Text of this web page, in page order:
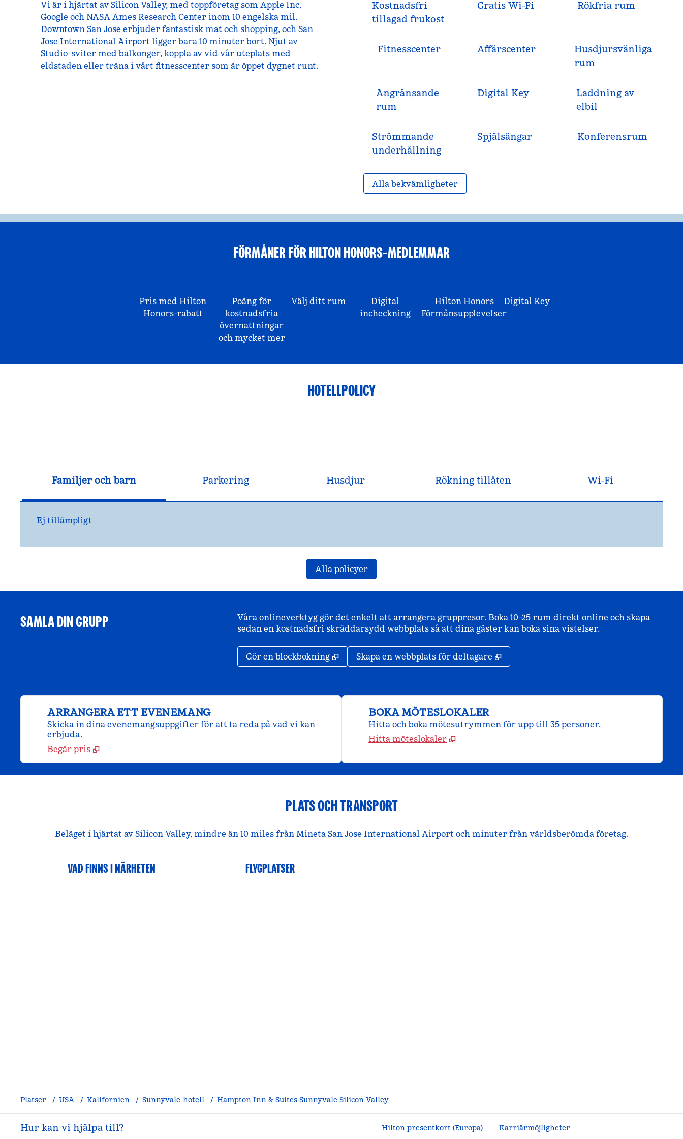
Vi är i hjärtat av Silicon Valley, med toppföretag som Apple Inc,
Google och NASA Ames Research Center inom 10 engelska mil.
Downtown San Jose erbjuder fantastisk mat och shopping, och San
Jose International Airport ligger bara 10 minuter bort. Njut av
Studio-sviter med balkonger, koppla av vid vår uteplats med
eldstaden eller träna i vårt fitnesscenter som är öppet dygnet runt.
Kostnadsfri
tillagad frukost
Gratis Wi-Fi Rökfria rum
Fitnesscenter Affärscenter
Husdjursvänliga
rum
Angränsande
rum
Digital Key
Laddning av
elbil
Strömmande
underhållning
Spjälsängar Konferensrum
Alla bekvämligheter
FÖRMÅNER FÖR HILTON HONORS-MEDLEMMAR
Pris med Hilton
Honors-rabatt
Poäng för
kostnadsfria
övernattningar
och mycket mer
Välj ditt rum
Digital
incheckning
Hilton Honors
Förmånsupplevelser
Digital Key
HOTELLPOLICY
Familjer och barn Parkering Husdjur Rökning tillåten Wi-Fi
Ej tillämpligt
Alla policyer
SAMLA DIN GRUPP
Våra onlineverktyg gör det enkelt att arrangera gruppresor. Boka 10–25 rum direkt online och skapa
sedan en kostnadsfri skräddarsydd webbplats så att dina gäster kan boka sina vistelser.
Gör en blockbokning , Öppnas i ny flik
Skapa en webbplats för deltagare ,
ARRANGERA ETT EVENEMANG
Skicka in dina evenemangsuppgifter för att ta reda på vad vi kan
erbjuda.
Begär pris
BOKA MÖTESLOKALER
Hitta och boka mötesutrymmen för upp till 35 personer.
Hitta möteslokaler
PLATS OCH TRANSPORT
Beläget i hjärtat av Silicon Valley, mindre än 10 miles från Mineta San Jose International Airport och minuter från världsberömda företag.
VAD FINNS I NÄRHETEN FLYGPLATSER
Platser / USA / Kalifornien / Sunnyvale-hotell / Hampton Inn & Suites Sunnyvale Silicon Valley
Hur kan vi hjälpa till?
Hilton-presentkort (Europa)
Karriärmöjligheter